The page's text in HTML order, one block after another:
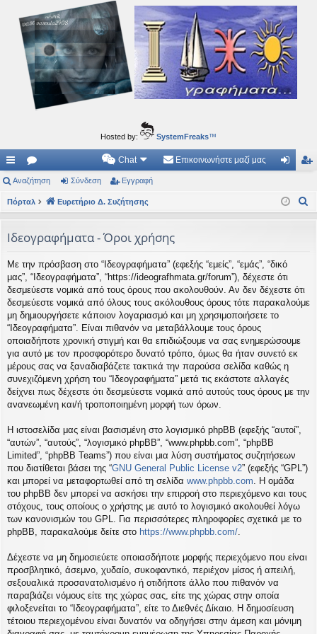
Ιδεογραφήματα
Αυτός ο τόπος φιλοδοξεί να ανοίγει μονοπάτια για τα συναρπαστικά και όμορφα ταξίδια του
Hosted by: SystemFreaks™
ρή
γο
ς
συ
νδ
έσ
εις
.
Συ
τή
σε
ις
Chat Επικοινωνήστε μαζί μας
δε ρα
Αναζήτηση Σύνδεση Εγγραφή
Πόρταλ Ευρετήριο Δ. Συζήτησης
Ιδεογραφήματα - Όροι χρήσης
Με την πρόσβαση στο “Ιδεογραφήματα” (εφεξής “εμείς”, “εμάς”, “δικό
μας”, “Ιδεογραφήματα”, “https://ideografhmata.gr/forum”), δέχεστε ότι
δεσμεύεστε νομικά από τους όρους που ακολουθούν. Αν δεν δέχεστε ότι
δεσμεύεστε νομικά από όλους τους ακόλουθους όρους τότε παρακαλούμε
μη δημιουργήσετε κάποιον λογαριασμό και μη χρησιμοποιήσετε το
“Ιδεογραφήματα”. Είναι πιθανόν να μεταβάλλουμε τους όρους
οποιαδήποτε χρονική στιγμή και θα επιδιώξουμε να σας ενημερώσουμε
για αυτό με τον προσφορότερο δυνατό τρόπο, όμως θα ήταν συνετό εκ
μέρους σας να ξαναδιαβάζετε τακτικά την παρούσα σελίδα καθώς η
συνεχιζόμενη χρήση του “Ιδεογραφήματα” μετά τις εκάστοτε αλλαγές
δείχνει πως δέχεστε ότι δεσμεύεστε νομικά από αυτούς τους όρους με την
ανανεωμένη και/ή τροποποιημένη μορφή των όρων.
Η ιστοσελίδα μας είναι βασισμένη στο λογισμικό phpBB (εφεξής “αυτοί”,
“αυτών”, “αυτούς”, “λογισμικό phpBB”, “www.phpbb.com”, “phpBB
Limited”, “phpBB Teams”) που είναι μια λύση συστήματος συζητήσεων
που διατίθεται βάσει της “GNU General Public License v2” (εφεξής “GPL”)
και μπορεί να μεταφορτωθεί από τη σελίδα www.phpbb.com . Η ομάδα
του phpBB δεν μπορεί να ασκήσει την επιρροή στο περιεχόμενο και τους
στόχους, τους οποίους ο χρήστης με αυτό το λογισμικό ακολουθεί λόγω
των κανονισμών του GPL. Για περισσότερες πληροφορίες σχετικά με το
phpBB, παρακαλούμε δείτε στο https://www.phpbb.com/
Δέχεστε να μη δημοσιεύετε οποιασδήποτε μορφής περιεχόμενο που είναι
προσβλητικό, άσεμνο, χυδαίο, συκοφαντικό, περιέχον μίσος ή απειλή,
σεξουαλικά προσανατολισμένο ή οτιδήποτε άλλο που πιθανόν να
παραβιάζει νόμους είτε της χώρας σας, είτε της χώρας στην οποία
φιλοξενείται το “Ιδεογραφήματα”, είτε το Διεθνές Δίκαιο. Η δημοσίευση
τέτοιου περιεχομένου είναι δυνατόν να οδηγήσει στην άμεση και μόνιμη